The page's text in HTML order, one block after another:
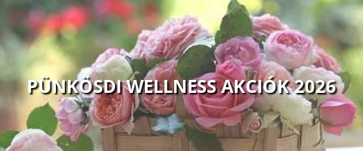
PÜNKÖSDI WELLNESS AKCIÓK 2026